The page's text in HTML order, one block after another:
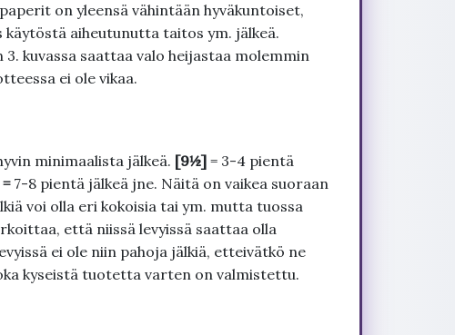
on yleensä vähintään hyväkuntoiset,
aiheutunutta taitos ym. jälkeä.
kuvassa saattaa valo heijastaa molemmin
ei ole vikaa.
minimaalista jälkeä. [9½]= 3-4 pientä
7-8 pientä jälkeä jne. Näitä on vaikea suoraan
voi olla eri kokoisia tai ym. mutta tuossa
että niissä levyissä saattaa olla
ei ole niin pahoja jälkiä, etteivätkö ne
kyseistä tuotetta varten on valmistettu.